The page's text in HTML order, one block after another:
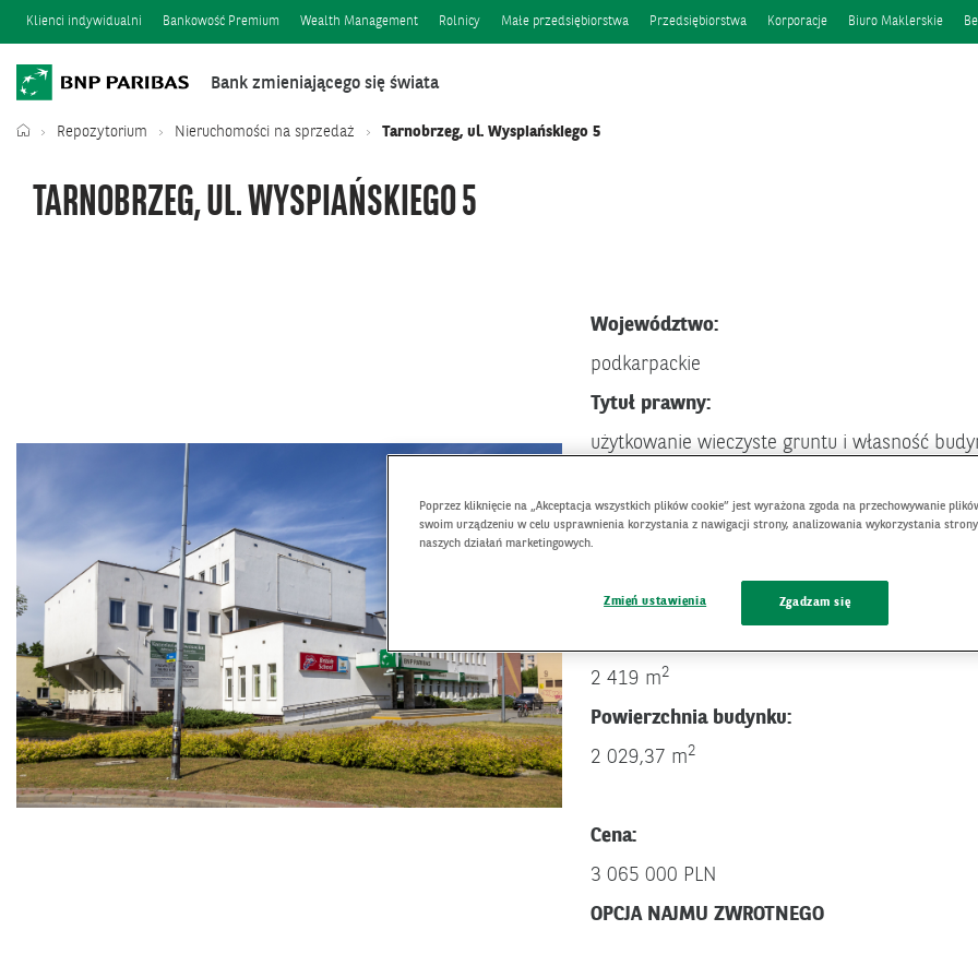
Klienci indywidualni Bankowość Premium Wealth Management Rolnicy Małe przedsiębiorstwa Przedsiębiorstwa Korporacje Biuro Maklerskie
Bank zmieniającego się świata
Repozytorium Nieruchomości na sprzedaż Tarnobrzeg, ul. Wyspiańskiego 5
TARNOBRZEG, UL. WYSPIAŃSKIEGO 5
Województwo:
podkarpackie
Tytuł prawny:
użytkowanie wieczyste gruntu i własność
TB1T/00022857/3
2157/5
2 419 m2
Powierzchnia budynku:
2 029,37 m2
Cena:
3 065 000 PLN
OPCJA NAJMU ZWROTNEGO
Poprzez kliknięcie na „Akceptacja wszystkich plików cookie” jest wyrażona zgoda na przechowywanie
swoim urządzeniu w celu usprawnienia korzystania z nawigacji strony, analizowania wykorzystania
naszych działań marketingowych.
Zmień ustawienia Zgadzam się